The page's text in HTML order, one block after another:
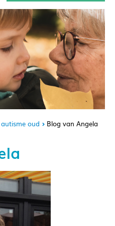
oud Blog van Angela